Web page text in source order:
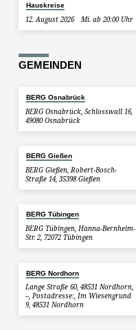
Hauskreise
12. August 2026 Mi. ab 20:00 Uhr
GEMEINDEN
BERG Osnabrück
BERG Osnabrück, Schlosswall 16,
49080 Osnabrück
BERG Gießen
BERG Gießen, Robert-Bosch-
Straße 14, 35398 Gießen
BERG Tübingen
BERG Tübingen, Hanna-Bernheim-
Str. 2, 72072 Tübingen
BERG Nordhorn
Lange Straße 60, 48531 Nordhorn,
–, Postadresse:, Im Wiesengrund
9, 48531 Nordhorn